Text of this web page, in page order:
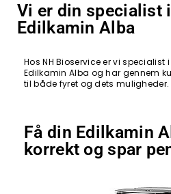
Vi er din specialist
Edilkamin Alba
Hos NH Bioservice er vi
Edilkamin Alba og har gennem
til både fyret og dets muligheder.
Få din Edilkamin
korrekt og spar